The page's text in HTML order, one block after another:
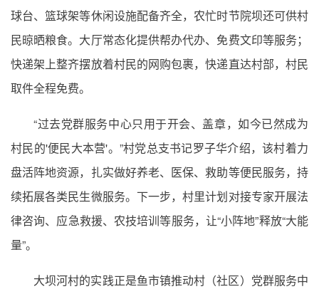
球台、篮球架等休闲设施配备齐全，农忙时节院坝还可供村
民晾晒粮食。大厅常态化提供帮办代办、免费文印等服务；
快递架上整齐摆放着村民的网购包裹，快递直达村部，村民
取件全程免费。
“过去党群服务中心只用于开会、盖章，如今已然成为
村民的'便民大本营'。”村党总支书记罗子华介绍，该村着力
盘活阵地资源，扎实做好养老、医保、救助等便民服务，持
续拓展各类民生微服务。下一步，村里计划对接专家开展法
律咨询、应急救援、农技培训等服务，让“小阵地”释放“大能
量”。
大坝河村的实践正是鱼市镇推动村（社区）党群服务中